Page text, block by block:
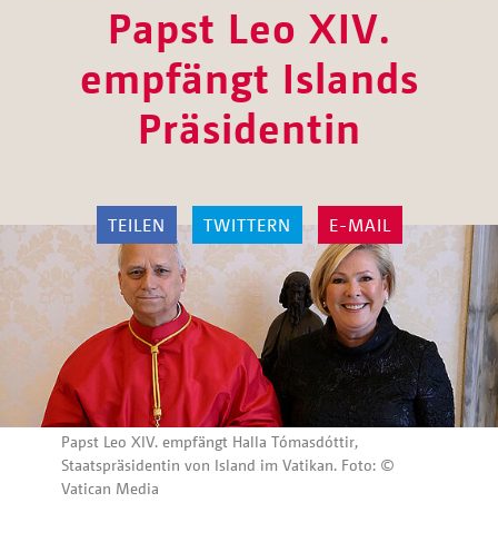
Papst Leo XIV.
empfängt Islands
Präsidentin
TEILEN TWITTERN E-MAIL
Papst Leo XIV. empfängt Halla Tómasdóttir,
Staatspräsidentin von Island im Vatikan. Foto: ©
Vatican Media